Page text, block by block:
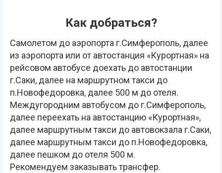
Как добраться?
Самолетом до аэропорта г.Симферополь, далее
из аэропорта или от автостанция «Курортная» на
рейсовом автобусе доехать до автостанции
г.Саки, далее на маршрутном такси до
п.Новофедоровка, далее 500 м до отеля.
Междугородним автобусом до г.Симферополь,
далее переехать на автостанцию «Курортная»,
далее маршрутным такси до автовокзала г.Саки,
далее маршрутным такси до п.Новофедоровка,
далее пешком до отеля 500 м.
Рекомендуем заказывать трансфер.